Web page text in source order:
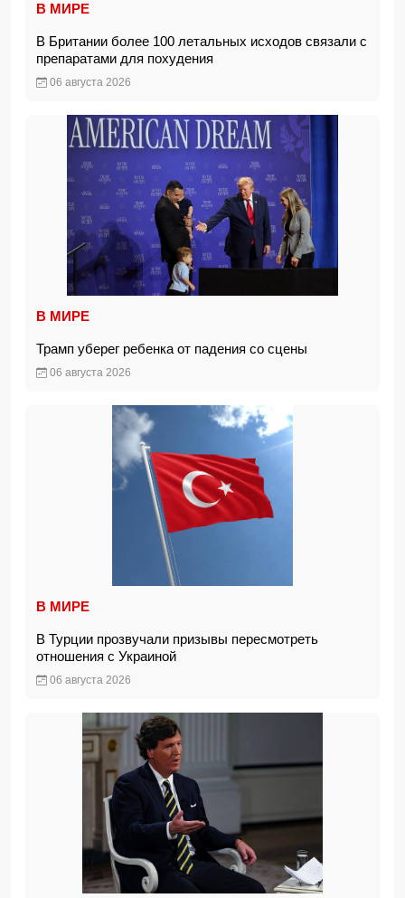
В МИРЕ
В Британии более 100 летальных исходов связали с
препаратами для похудения
06 августа 2026
В МИРЕ
Трамп уберег ребенка от падения со сцены
06 августа 2026
В МИРЕ
В Турции прозвучали призывы пересмотреть
отношения с Украиной
06 августа 2026